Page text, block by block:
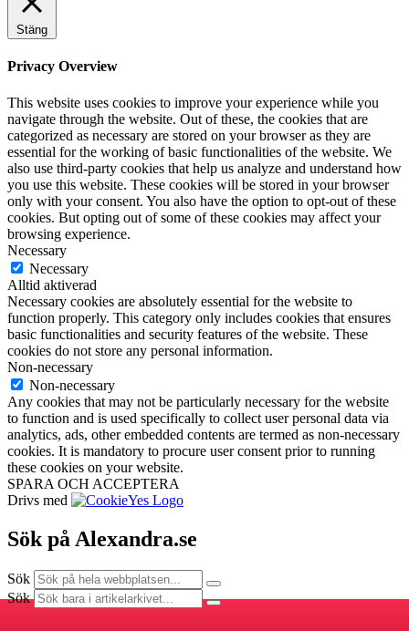
Stäng
Privacy Overview
This website uses cookies to improve your experience while you
navigate through the website. Out of these, the cookies that are
categorized as necessary are stored on your browser as they are
essential for the working of basic functionalities of the website. We
also use third-party cookies that help us analyze and understand how
you use this website. These cookies will be stored in your browser
only with your consent. You also have the option to opt-out of these
cookies. But opting out of some of these cookies may affect your
browsing experience.
Necessary
Necessary
Alltid aktiverad
Necessary cookies are absolutely essential for the website to
function properly. This category only includes cookies that ensures
basic functionalities and security features of the website. These
cookies do not store any personal information.
Non-necessary
Non-necessary
Any cookies that may not be particularly necessary for the website
to function and is used specifically to collect user personal data via
analytics, ads, other embedded contents are termed as non-necessary
cookies. It is mandatory to procure user consent prior to running
these cookies on your website.
SPARA OCH ACCEPTERA
Drivs med
Sök på Alexandra.se
Sök
Sök